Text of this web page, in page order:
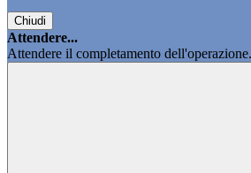
Chiudi
Attendere...
Attendere il completamento